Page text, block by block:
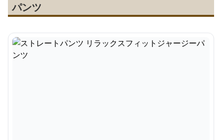
パンツ